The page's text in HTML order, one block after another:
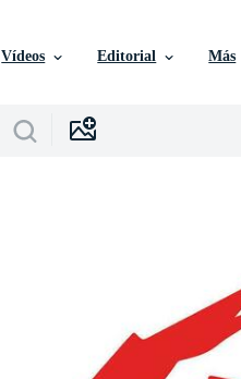
Vídeos Editorial Más